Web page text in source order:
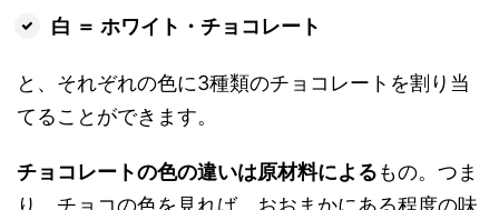
白 ＝ ホワイト・チョコレート
と、それぞれの色に3種類のチョコレートを割り当
てることができます。
チョコレートの色の違いは原材料によるもの。つま
り、チョコの色を見れば、おおまかにある程度の味